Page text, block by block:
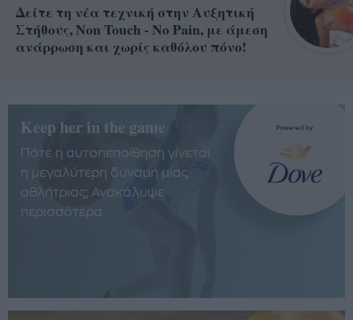
Δείτε τη νέα τεχνική στην Αυξητική
Στήθους, Non Touch - No Pain, με άμεση
ανάρρωση και χωρίς καθόλου πόνο!
Keep her in the game
Πότε η αυτοπεποίθηση γίνεται
η μεγαλύτερη δύναμη μίας
αθλήτριας; Ανακάλυψε
περισσότερα